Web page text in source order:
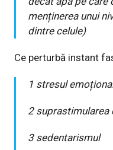
menținerea unui
dintre celule)
Ce perturbă instant
1 stresul
2
3 sedentarismul